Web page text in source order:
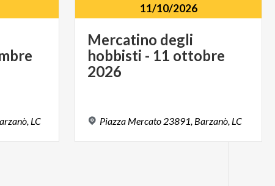
LC
11/10/2026
Mercatino degli
hobbisti - 11 ottobre
2026
Piazza Mercato 23891, Barzanò, LC